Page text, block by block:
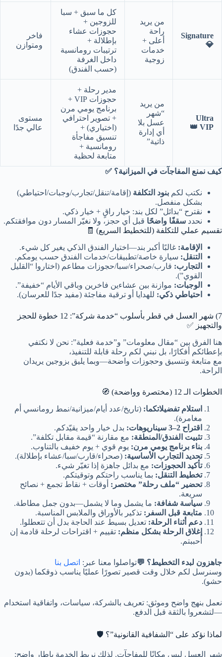
Signature
💎
من يريد
راحة
أعلى +
خدمات
زوجية
كل ما سبق + سبا
للزوجين +
حجوزات عشاء
بإطلالة +
ترتيبات رومانسية
داخل الغرفة
(حسب الفندق)
فاخر
ومتوازن
Ultra
VIP 👑
من يريد
“شهر
عسل بلا
أي إدارة
ذاتية”
مدير رحلة +
حجوزات VIP +
برنامج يومي مرن
+ تصوير احترافي
(اختياري) +
تنسيق مفاجأة
رومانسية +
متابعة لحظية
مستوى
عالي جدًا
كيف نمنع المفاجآت في الميزانية؟ ✅
نكتب لكم بنود التكلفة (إقامة/تنقل/تجارب/وجبات/احتياطي)
بشكل منفصل.
نقترح “بدائل” لكل بند: خيار راقٍ + خيار ذكي.
نحدد سقفًا واضحًا قبل أي حجز، ولا نغيّر المسار دون موافقتكم.
تقسيم عملي للتكلفة (للتخطيط السريع) 🧾
الإقامة: غالبًا أكبر بند—اختيار الفندق الذكي يغير كل شيء.
التنقل: سيارة خاصة/تطبيقات/خدمات الفندق حسب يومكم.
التجارب: قارب/صحراء/سبا/حجوزات مطاعم (اختاروا “القليل
القوي”).
الوجبات: موازنة بين عشاءين فاخرين وباقي الأيام “خفيفة”.
احتياطي ذكي: للهدايا أو ترقية مفاجئة (مفيد جدًا للعرسان).
7) شهر العسل في قطر بأسلوب “خدمة شركة”: 12 خطوة للحجز
والتجهيز ✅
هنا الفرق بين “مقال معلومات” و”خدمة فعلية”: نحن لا نكتفي
بإعطائكم أفكارًا، بل نبني لكم رحلة قابلة للتنفيذ،
مع متابعة وتنسيق وحجوزات واضحة—وبما يليق بزوجين يريدان
الراحة.
الخطوات الـ 12 (مختصرة وواضحة) 🧭
استلام تفضيلاتكما: (تاريخ/عدد أيام/ميزانية/نمط رومانسي أم
مغامرة).
اقتراح 2–3 سيناريوهات:
بدل خيار واحد يقيّدكم.
تثبيت الفندق/المنطقة: مع مقارنة “قيمة مقابل تكلفة”.
بناء برنامج يومي مرن: يوم قوي + يوم خفيف بالتناوب.
تحديد التجارب الأساسية: (صحراء/قارب/سبا/عشاء بإطلالة).
تأكيد الحجوزات: مع بدائل جاهزة إذا تغيّر شيء.
تخطيط التنقل: بما يناسب راحتكم وتوقيتكم.
تحضير “ملف رحلة” مختصر: أوقات + نقاط تجمع + نصائح
سريعة.
سياسة شفافة: ما يشمل وما لا يشمل—بدون جمل مطاطة.
متابعة قبل السفر: تذكير بالأوراق والملابس المناسبة.
دعم أثناء الرحلة: تعديل بسيط عند الحاجة بدل أن تتعطلوا.
إغلاق الرحلة بشكل منظم: تقييم + اقتراحات لرحلة قادمة إن
أحببتم.
جاهزون لبدء التخطيط؟ 💬تواصلوا معنا عبر: اتصل بنا
وسنرسل لكم خلال وقت قصير تصورًا عمليًا يناسب ذوقكما (بدون
حشو).
نعمل بنهج واضح وموثق: تعريف بالشركة، سياسات، واتفاقية استخدام
—لتشعروا بالثقة قبل الدفع.
لماذا نؤكد على “الشفافية القانونية”؟ 🛡️
شهر العسل ليس مكانًا للمفاجآت. لذلك نربط الخدمة بإطار واضح: